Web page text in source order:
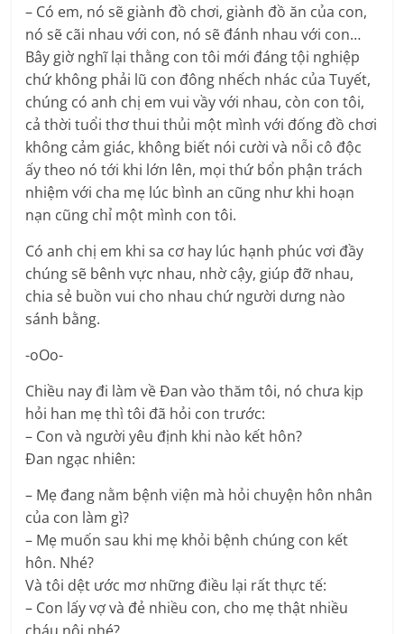
– Có em, nó sẽ giành đồ chơi, giành đồ ăn của con,
nó sẽ cãi nhau với con, nó sẽ đánh nhau với con…
Bây giờ nghĩ lại thằng con tôi mới đáng tội nghiệp
chứ không phải lũ con đông nhếch nhác của Tuyết,
chúng có anh chị em vui vầy với nhau, còn con tôi,
cả thời tuổi thơ thui thủi một mình với đống đồ chơi
không cảm giác, không biết nói cười và nỗi cô độc
ấy theo nó tới khi lớn lên, mọi thứ bổn phận trách
nhiệm với cha mẹ lúc bình an cũng như khi hoạn
nạn cũng chỉ một mình con tôi.
Có anh chị em khi sa cơ hay lúc hạnh phúc vơi đầy
chúng sẽ bênh vực nhau, nhờ cậy, giúp đỡ nhau,
chia sẻ buồn vui cho nhau chứ người dưng nào
sánh bằng.
-oOo-
Chiều nay đi làm về Ðan vào thăm tôi, nó chưa kịp
hỏi han mẹ thì tôi đã hỏi con trước:
– Con và người yêu định khi nào kết hôn?
Ðan ngạc nhiên:
– Mẹ đang nằm bệnh viện mà hỏi chuyện hôn nhân
của con làm gì?
– Mẹ muốn sau khi mẹ khỏi bệnh chúng con kết
hôn. Nhé?
Và tôi dệt ước mơ những điều lại rất thực tế:
– Con lấy vợ và đẻ nhiều con, cho mẹ thật nhiều